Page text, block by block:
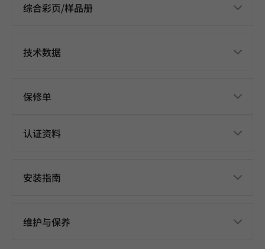
综合彩页/样品册
技术数据
保修单
认证资料
安装指南
维护与保养